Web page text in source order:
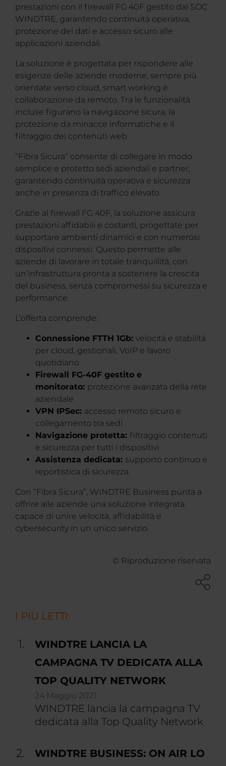
prestazioni con il firewall FG 40F gestito dal SOC
WINDTRE, garantendo continuità operativa,
protezione dei dati e accesso sicuro alle
applicazioni aziendali.
La soluzione è progettata per rispondere alle
esigenze delle aziende moderne, sempre più
orientate verso cloud, smart working e
collaborazione da remoto. Tra le funzionalità
incluse figurano la navigazione sicura, la
protezione da minacce informatiche e il
filtraggio dei contenuti web.
“Fibra Sicura” consente di collegare in modo
semplice e protetto sedi aziendali e partner,
garantendo continuità operativa e sicurezza
anche in presenza di traffico elevato.
Grazie al firewall FG 40F, la soluzione assicura
prestazioni affidabili e costanti, progettate per
supportare ambienti dinamici e con numerosi
dispositivi connessi. Questo permette alle
aziende di lavorare in totale tranquillità, con
un’infrastruttura pronta a sostenere la crescita
del business, senza compromessi su sicurezza e
performance.
L’offerta comprende:
Connessione FTTH 1Gb: velocità e stabilità
per cloud, gestionali, VoIP e lavoro
quotidiano
Firewall FG-40F gestito e
monitorato: protezione avanzata della rete
aziendale
VPN IPSec: accesso remoto sicuro e
collegamento tra sedi
Navigazione protetta: filtraggio contenuti
e sicurezza per tutti i dispositivi
Assistenza dedicata: supporto continuo e
reportistica di sicurezza
Con “Fibra Sicura”, WINDTRE Business punta a
offrire alle aziende una soluzione integrata
capace di unire velocità, affidabilità e
cybersecurity in un unico servizio.
© Riproduzione riservata
I PIU LETTI
WINDTRE LANCIA LA
CAMPAGNA TV DEDICATA ALLA
TOP QUALITY NETWORK
24 Maggio 2021
WINDTRE lancia la campagna TV
dedicata alla Top Quality Network
WINDTRE BUSINESS: ON AIR LO